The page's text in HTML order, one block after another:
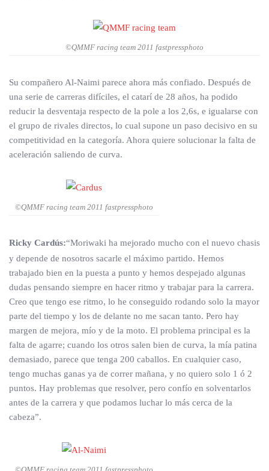
©QMMF racing team 2011 fastpressphoto
Su compañero Al-Naimi parece ahora más confiado. Después de
una serie de carreras difíciles, el catarí de 28 años, ha podido
reducir la desventaja respecto de la pole a los 2,6s, e igualarse con
el grupo de rivales directos, lo cual supone un paso decisivo en su
competitividad en la categoría. Ahora quiere solucionar la falta de
aceleración saliendo de curva.
©QMMF racing team 2011 fastpressphoto
Ricky Cardús:“Moriwaki ha mejorado mucho con el nuevo chasis
y depende de nosotros sacarle el máximo partido. Hemos
trabajado bien en la puesta a punto y hemos despejado algunas
dudas pensando siempre en hacer ritmo y trabajar para la carrera.
Creo que tengo ese ritmo, lo he conseguido rodando solo la mayor
parte del tiempo y los de delante no me sacan tanto. Pero hay
margen de mejora, mío y de la moto. El problema principal es la
falta de agarre; cuando los otros salen bien de curva, la mía patina
demasiado, parece que tenga 200 caballos. En cualquier caso,
tengo muchas ganas ya de correr mañana, y no quiero solo 1 ó 2
puntos. Hay problemas que resolver, pero confío en solventarlos
antes de la carrera y que podamos luchar lo más cerca de la
cabeza”.